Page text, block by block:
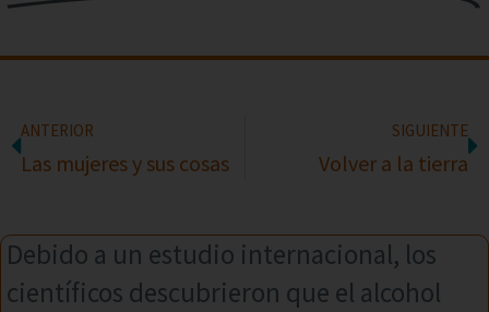
ANTERIOR
Las mujeres y sus cosas
SIGUIENTE
Volver a la tierra
Debido a un estudio internacional, los
científicos descubrieron que el alcohol